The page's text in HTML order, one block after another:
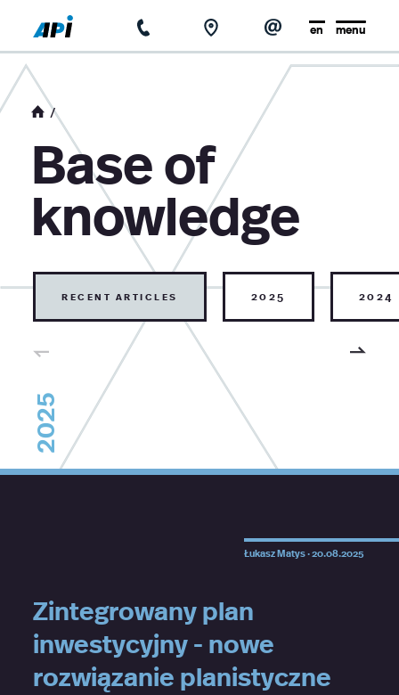
menu
en
home
news
base of knowledge
contact
Base of
knowledge
recent articles 2025 2024
2025
Łukasz Matys ·20.08.2025
Zintegrowany plan
inwestycyjny - nowe
rozwiązanie planistyczne